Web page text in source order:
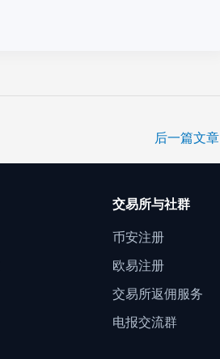
后一篇文章
交易所与社群
币安注册
欧易注册
交易所返佣服务
电报交流群